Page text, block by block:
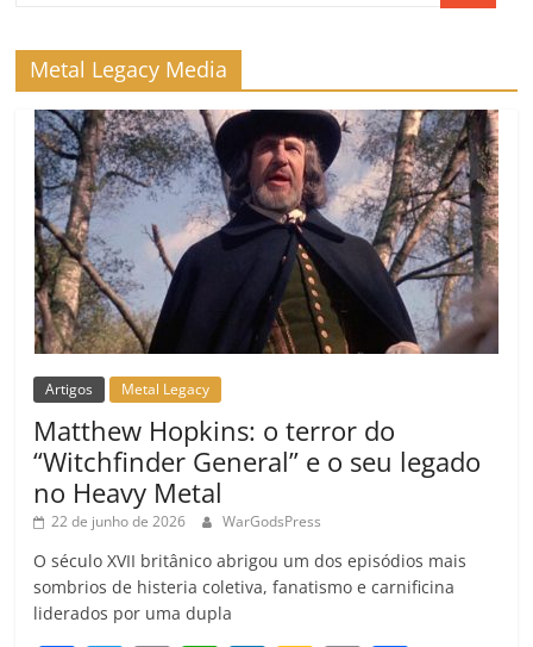
Metal Legacy Media
Artigos Metal Legacy
Matthew Hopkins: o terror do
“Witchfinder General” e o seu legado
no Heavy Metal
22 de junho de 2026 WarGodsPress
O século XVII britânico abrigou um dos episódios mais
sombrios de histeria coletiva, fanatismo e carnificina
liderados por uma dupla